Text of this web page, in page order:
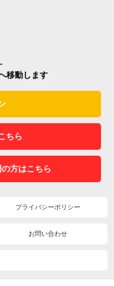
移動します
ちら
方はこちら
プライバシーポリシー
お問い合わせ